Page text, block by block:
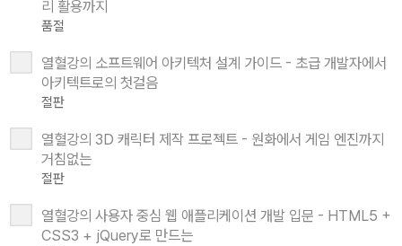
리 활용까지
품절
열혈강의 소프트웨어 아키텍처 설계 가이드 - 초급 개발자에서
아키텍트로의 첫걸음
절판
열혈강의 3D 캐릭터 제작 프로젝트 - 원화에서 게임 엔진까지
거침없는
절판
열혈강의 사용자 중심 웹 애플리케이션 개발 입문 - HTML5 +
CSS3 + jQuery로 만드는